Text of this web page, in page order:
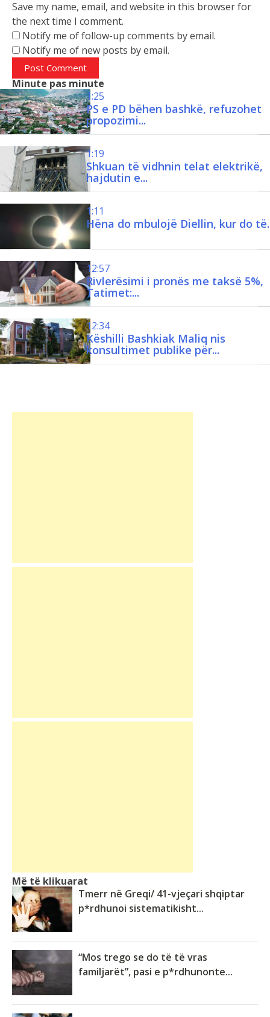
Save my name, email, and website in this browser for
the next time I comment.
Notify me of follow-up comments by email.
Notify me of new posts by email.
Minute pas minute
1:25
PS e PD bëhen bashkë, refuzohet
propozimi...
1:19
Shkuan të vidhnin telat elektrikë,
hajdutin e...
1:11
Hëna do mbulojë Diellin, kur do
12:57
Rivlerësimi i pronës me taksë 5%,
Tatimet:...
12:34
Këshilli Bashkiak Maliq nis
konsultimet publike për...
Më të klikuarat
Tmerr në Greqi/ 41-vjeçari shqiptar
p*rdhunoi sistematikisht...
“Mos trego se do të të vras
familjarët”, pasi e p*rdhunonte...